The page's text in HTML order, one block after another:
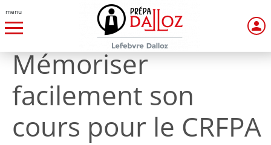
menu
Mémoriser
facilement son
cours pour le CRFPA